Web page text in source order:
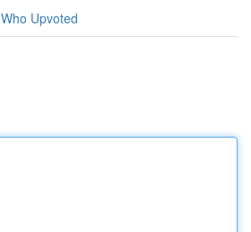
Who Upvoted